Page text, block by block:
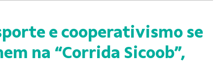
e cooperativismo se
na “Corrida Sicoob”,